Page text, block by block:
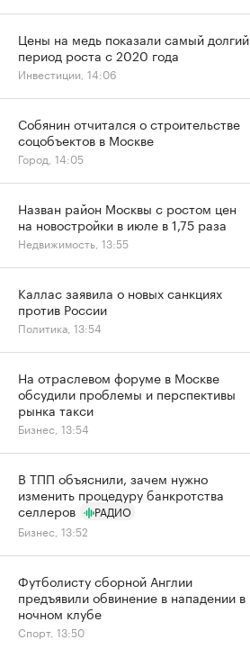
Цены на медь показали самый долгий
период роста с 2020 года
Инвестиции, 14:06
Собянин отчитался о строительстве
соцобъектов в Москве
Город, 14:05
Назван район Москвы с ростом цен
на новостройки в июле в 1,75 раза
Недвижимость, 13:55
Каллас заявила о новых санкциях
против России
Политика, 13:54
На отраслевом форуме в Москве
обсудили проблемы и перспективы
рынка такси
Бизнес, 13:54
В ТПП объяснили, зачем нужно
изменить процедуру банкротства
селлеров
РАДИО
Бизнес, 13:52
Футболисту сборной Англии
предъявили обвинение в нападении в
ночном клубе
Спорт, 13:50